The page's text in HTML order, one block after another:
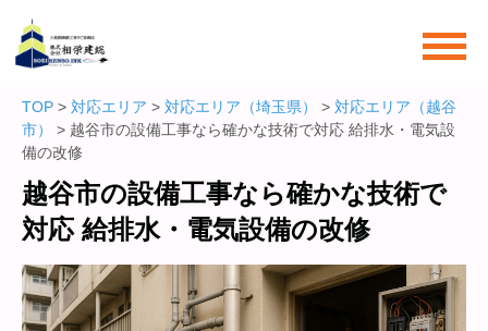
TOP > 対応エリア > 対応エリア（埼玉県） > 対応エリア（越谷
市）
> 越谷市の設備工事なら確かな技術で対応 給排水・電気設
備の改修
越谷市の設備工事なら確かな技術で
対応 給排水・電気設備の改修